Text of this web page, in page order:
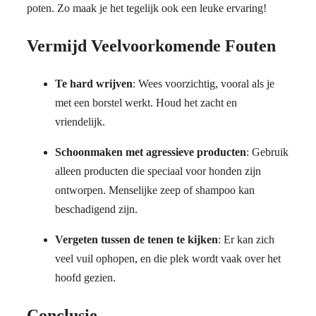
poten. Zo maak je het tegelijk ook een leuke ervaring!
Vermijd Veelvoorkomende Fouten
Te hard wrijven: Wees voorzichtig, vooral als je
met een borstel werkt. Houd het zacht en
vriendelijk.
Schoonmaken met agressieve producten: Gebruik
alleen producten die speciaal voor honden zijn
ontworpen. Menselijke zeep of shampoo kan
beschadigend zijn.
Vergeten tussen de tenen te kijken: Er kan zich
veel vuil ophopen, en die plek wordt vaak over het
hoofd gezien.